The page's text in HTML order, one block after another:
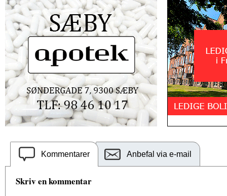
Kommentarer Anbefal via e-mail
Skriv en kommentar